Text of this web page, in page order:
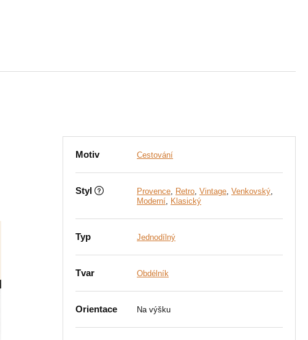
Motiv Cestování
Styl Provence, Retro, Vintage, Venkovský,
Moderní, Klasický
Typ Jednodílný
Tvar Obdélník
Orientace Na výšku